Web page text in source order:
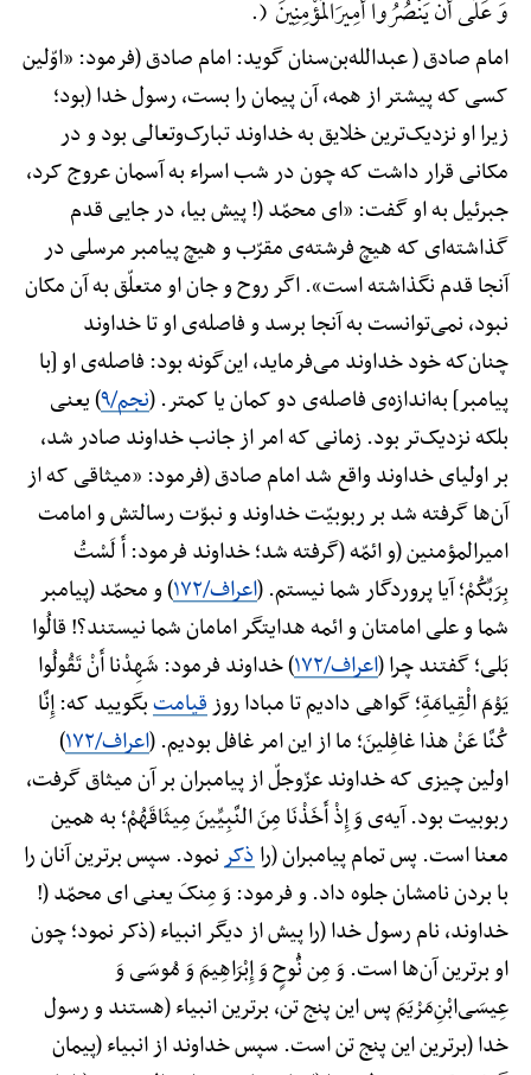
وَ عَلَی أَنْ یَنْصُرُوا أَمِیرَالْمُؤْمِنِینَ (.
امام صادق ( عبدالله‌بن‌سنان گوید: امام صادق (فرمود: «اوّلین
کسی که پیشتر از همه، آن پیمان را بست، رسول خدا (بود؛
زیرا او نزدیک‌ترین خلایق به خداوند تبارک‌وتعالی بود و در
مکانی قرار داشت که چون در شب اسراء به آسمان عروج کرد،
جبرئیل به او گفت: «ای محمّد (! پیش بیا، در جایی قدم
گذاشته‌ای که هیچ فرشته‌ی مقرّب و هیچ پیامبر مرسلی در
آنجا قدم نگذاشته است». اگر روح و جان او متعلّق به آن مکان
نبود، نمی‌توانست به آنجا برسد و فاصله‌ی او تا خداوند
چنان‌که خود خداوند می‌فرماید، این‌گونه بود: فاصله‌ی او [با
پیامبر] به‌اندازه‌ی فاصله‌ی دو کمان یا کمتر. (نجم/۹ ) یعنی
بلکه نزدیک‌تر بود. زمانی که امر از جانب خداوند صادر شد،
بر اولیای خداوند واقع شد امام صادق (فرمود: «میثاقی که از
آن‌ها گرفته شد بر ربوبیّت خداوند و نبوّت رسالتش و امامت
امیرالمؤمنین (و ائمّه (گرفته شد؛ خداوند فرمود: أَ لَسْتُ
بِرَبِّکُمْ؛ آیا پروردگار شما نیستم. (اعراف/۱۷۲
) و محمّد (پیامبر
شما و علی امامتان و ائمه هدایتگر امامان شما نیستند؟! قالُوا
بَلی؛ گفتند چرا (اعراف/۱۷۲
) خداوند فرمود: شَهِدْنا أَنْ تَقُولُوا
یَوْمَ الْقِیامَةِ؛ گواهی دادیم تا مبادا روزقیامتبگویید که: إِنَّا
کُنَّا عَنْ هذا غافِلینَ؛ ما از این امر غافل بودیم. (اعراف/۱۷۲
)
اولین چیزی که خداوند عزّوجلّ از پیامبران بر آن میثاق گرفت،
ربوبیت بود. آیه‌ی وَ إِذْ أَخَذْنَا مِنَ النَّبِیِّینَ مِیثَاقَهُمْ؛ به همین
معنا است. پس تمام پیامبران (راذکرنمود. سپس برترین آنان را
با بردن نامشان جلوه داد. و فرمود: وَ مِنکَ یعنی ای محمّد (!
خداوند، نام رسول خدا (را پیش از دیگر انبیاء (ذکر نمود؛ چون
او برترین آن‌ها است. وَ مِن نُّوحٍ وَ إِبْرَاهِیمَ وَ مُوسَی وَ
عِیسَی‌ابْنِ‌مَرْیَمَ پس این پنج تن، برترین انبیاء (هستند و رسول
خدا (برترین این پنج تن است. سپس خداوند از انبیاء (پیمان